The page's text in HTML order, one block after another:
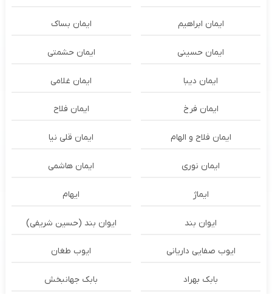
ایمان ابراهیم ایمان بساک
ایمان حسینی ایمان حشمتی
ایمان دیبا ایمان غلامی
ایمان فرخ ایمان فلاح
ایمان فلاح و الهام ایمان قلی نیا
ایمان نوری ایمان هاشمی
ایماژ ایهام
ایوان بند ایوان بند (حسین شریفی)
ایوب صفایی داریانی ایوب طغان
بابک بهراد بابک جهانبخش